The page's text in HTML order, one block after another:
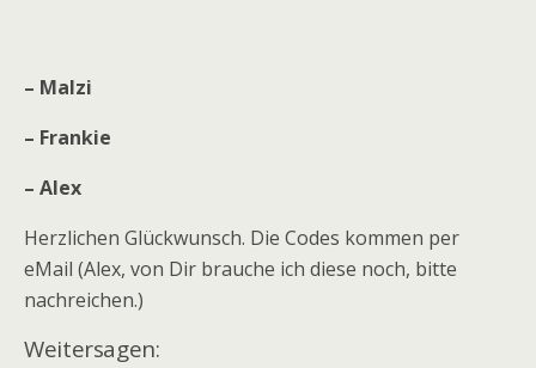
– Malzi
– Frankie
– Alex
Herzlichen Glückwunsch. Die Codes kommen per
eMail (Alex, von Dir brauche ich diese noch, bitte
nachreichen.)
Weitersagen: